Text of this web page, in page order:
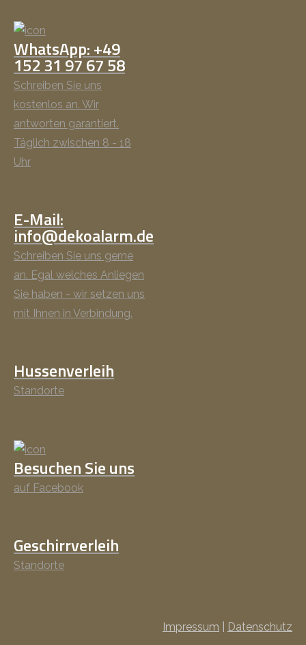
WhatsApp: +49
152 31 97 67 58
Schreiben Sie uns
kostenlos an. Wir
antworten garantiert.
Täglich zwischen 8 - 18
Uhr
E-Mail:
info@dekoalarm.de
Schreiben Sie uns gerne
an. Egal welches Anliegen
Sie haben - wir setzen uns
mit Ihnen in Verbindung.
Hussenverleih
Standorte
Besuchen Sie uns
auf Facebook
Geschirrverleih
Standorte
Impressum Datenschutz